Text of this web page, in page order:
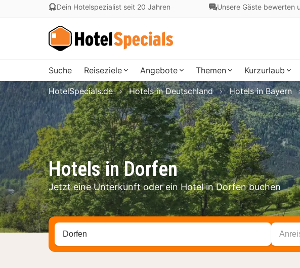
Dein Hotelspezialist seit 20 Jahren Unsere Gäste bewerten
Suche Reiseziele Angebote Themen Kurzurlaub
Hotels in Dorfen
Jetzt eine Unterkunft oder ein Hotel in Dorfen buchen
HotelSpecials.de Hotels in Deutschland Hotels in Bayern
Stadt, Region oder Hotel suchen